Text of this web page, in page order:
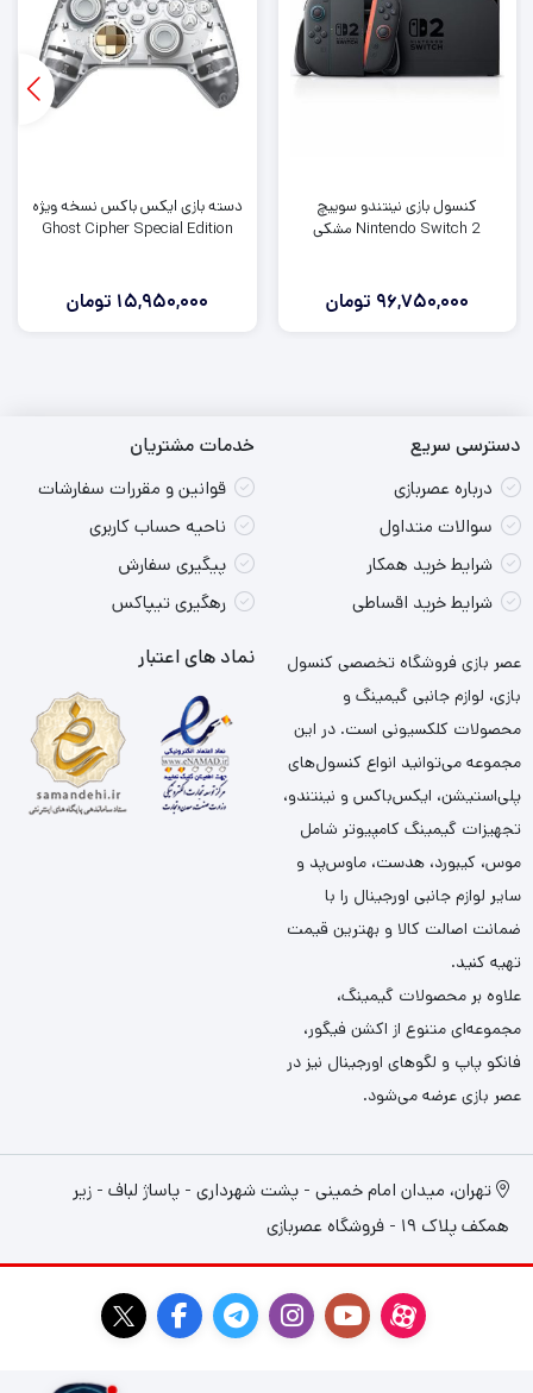
کنسول بازی نینتندو سوییچ
Nintendo Switch 2 مشکی
96,750,000 تومان
دسته بازی ایکس باکس نسخه ویژه
Ghost Cipher Special Edition
15,950,000 تومان
دسترسی سریع
درباره عصربازی
سوالات متداول
شرایط خرید همکار
شرایط خرید اقساطی
خدمات مشتریان
قوانین و مقررات سفارشات
ناحیه حساب کاربری
پیگیری سفارش
رهگیری تیپاکس
عصر بازی فروشگاه تخصصی کنسول
بازی، لوازم جانبی گیمینگ و
محصولات کلکسیونی است. در این
مجموعه می‌توانید انواع کنسول‌های
پلی‌استیشن، ایکس‌باکس و نینتندو،
تجهیزات گیمینگ کامپیوتر شامل
موس، کیبورد، هدست، ماوس‌پد و
سایر لوازم جانبی اورجینال را با
ضمانت اصالت کالا و بهترین قیمت
تهیه کنید.
علاوه بر محصولات گیمینگ،
مجموعه‌ای متنوع از اکشن فیگور،
فانکو پاپ و لگوهای اورجینال نیز در
عصر بازی عرضه می‌شود.
نماد های اعتبار
تهران، میدان امام خمینی - پشت شهرداری - پاساژ لباف - زیر
همکف پلاک 19 - فروشگاه عصربازی